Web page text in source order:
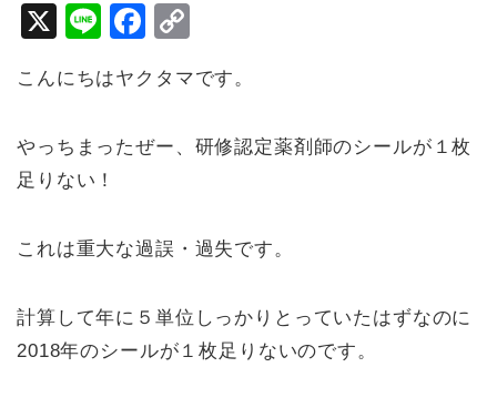
X
Li
e
F
c
e
b
o
k
p
y
Li
k
こんにちはヤクタマです。
やっちまったぜー、研修認定薬剤師のシールが１枚
足りない！
これは重大な過誤・過失です。
計算して年に５単位しっかりとっていたはずなのに
2018年のシールが１枚足りないのです。